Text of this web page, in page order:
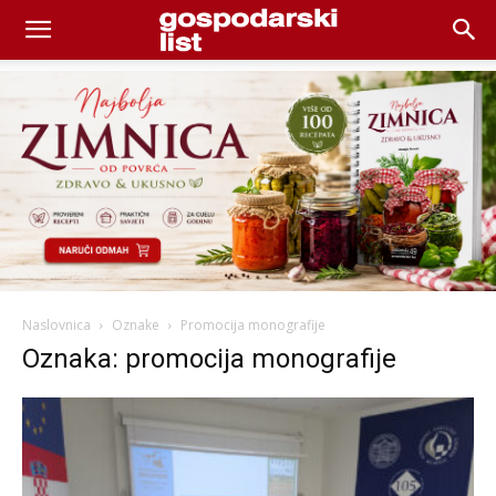
Naslovnica Oznake Promocija monografije
Oznaka: promocija monografije